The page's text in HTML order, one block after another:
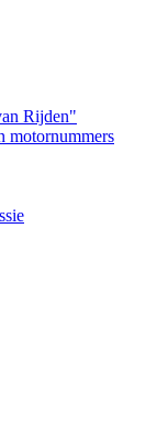
Rijden"
motornummers